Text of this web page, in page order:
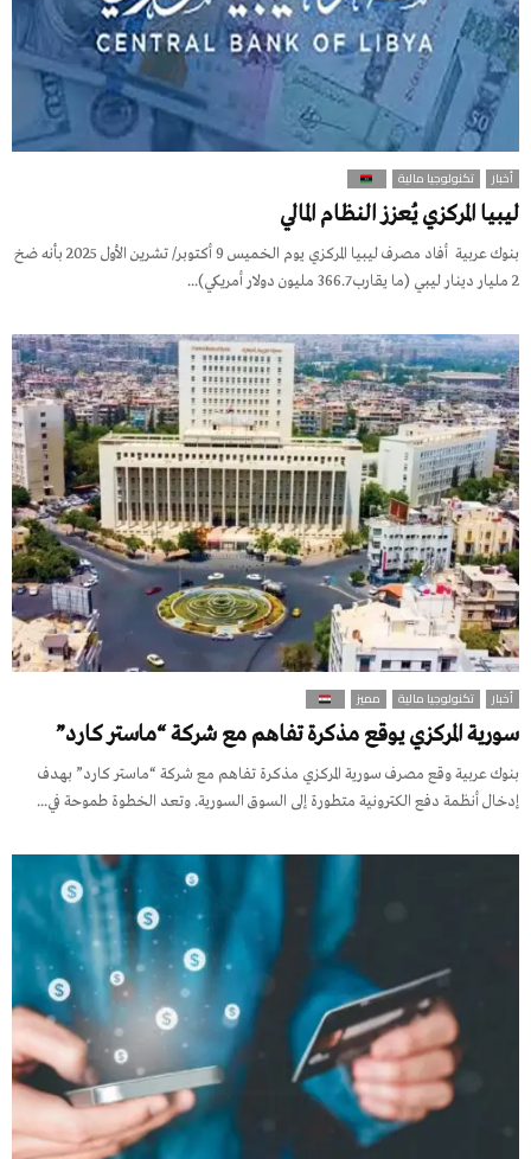
أخبار تكنولوجيا مالية
ليبيا المركزي يُعزز النظام المالي
بنوك عربية أفاد مصرف ليبيا المركزي يوم الخميس 9 أكتوبر/ تشرين الأول 2025 بأنه ضخ
2 مليار دينار ليبي (ما يقارب 366.7 مليون دولار أمريكي)...
أخبار تكنولوجيا مالية مميز
سورية المركزي يوقع مذكرة تفاهم مع شركة “ماستر كارد”
بنوك عربية وقع مصرف سورية المركزي مذكرة تفاهم مع شركة “ماستر كارد” بهدف
إدخال أنظمة دفع الكترونية متطورة إلى السوق السورية. وتعد الخطوة طموحة في...